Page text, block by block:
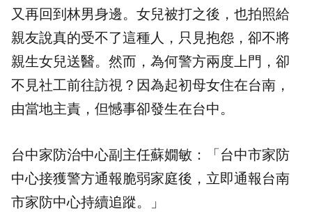
又再回到林男身邊。女兒被打之後，也拍照給
親友說真的受不了這種人，只見抱怨，卻不將
親生女兒送醫。然而，為何警方兩度上門，卻
不見社工前往訪視？因為起初母女住在台南，
由當地主責，但憾事卻發生在台中。
台中家防治中心副主任蘇嫺敏：「台中市家防
中心接獲警方通報脆弱家庭後，立即通報台南
市家防中心持續追蹤。」